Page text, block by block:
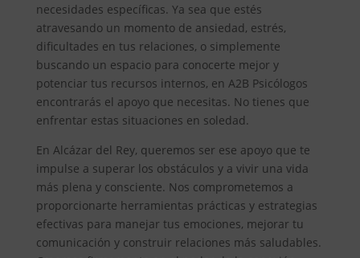
necesidades específicas. Ya sea que estés
atravesando un momento de ansiedad, estrés,
dificultades en tus relaciones, o simplemente
buscando un espacio para conocerte mejor y
potenciar tus recursos internos, en A2B Psicólogos
encontrarás el apoyo que necesitas. No tienes que
enfrentar estas situaciones en soledad.
En Alcázar del Rey, queremos ser ese apoyo que te
impulse a superar los obstáculos y a vivir una vida
más plena y consciente. Nos comprometemos a
proporcionarte herramientas prácticas y estrategias
efectivas para manejar tus emociones, mejorar tu
comunicación y construir relaciones más saludables.